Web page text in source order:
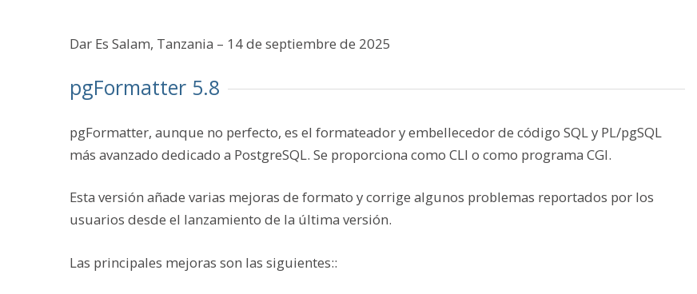
Dar Es Salam, Tanzania – 14 de septiembre de 2025
pgFormatter 5.8
pgFormatter, aunque no perfecto, es el formateador y embellecedor de código SQL y PL/pgSQL
más avanzado dedicado a PostgreSQL. Se proporciona como CLI o como programa CGI.
Esta versión añade varias mejoras de formato y corrige algunos problemas reportados por los
usuarios desde el lanzamiento de la última versión.
Las principales mejoras son las siguientes::